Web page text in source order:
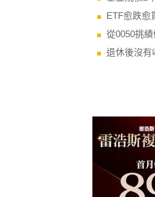
ETF愈跌愈
從0050挑
退休後沒有